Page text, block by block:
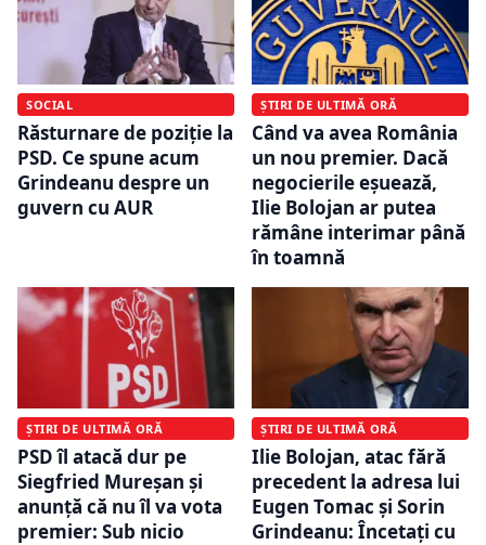
SOCIAL
Răsturnare de poziție la
PSD. Ce spune acum
Grindeanu despre un
guvern cu AUR
ȘTIRI DE ULTIMĂ ORĂ
Când va avea România
un nou premier. Dacă
negocierile eșuează,
Ilie Bolojan ar putea
rămâne interimar până
în toamnă
ȘTIRI DE ULTIMĂ ORĂ
PSD îl atacă dur pe
Siegfried Mureșan și
anunță că nu îl va vota
premier: Sub nicio
ȘTIRI DE ULTIMĂ ORĂ
Ilie Bolojan, atac fără
precedent la adresa lui
Eugen Tomac și Sorin
Grindeanu: Încetați cu